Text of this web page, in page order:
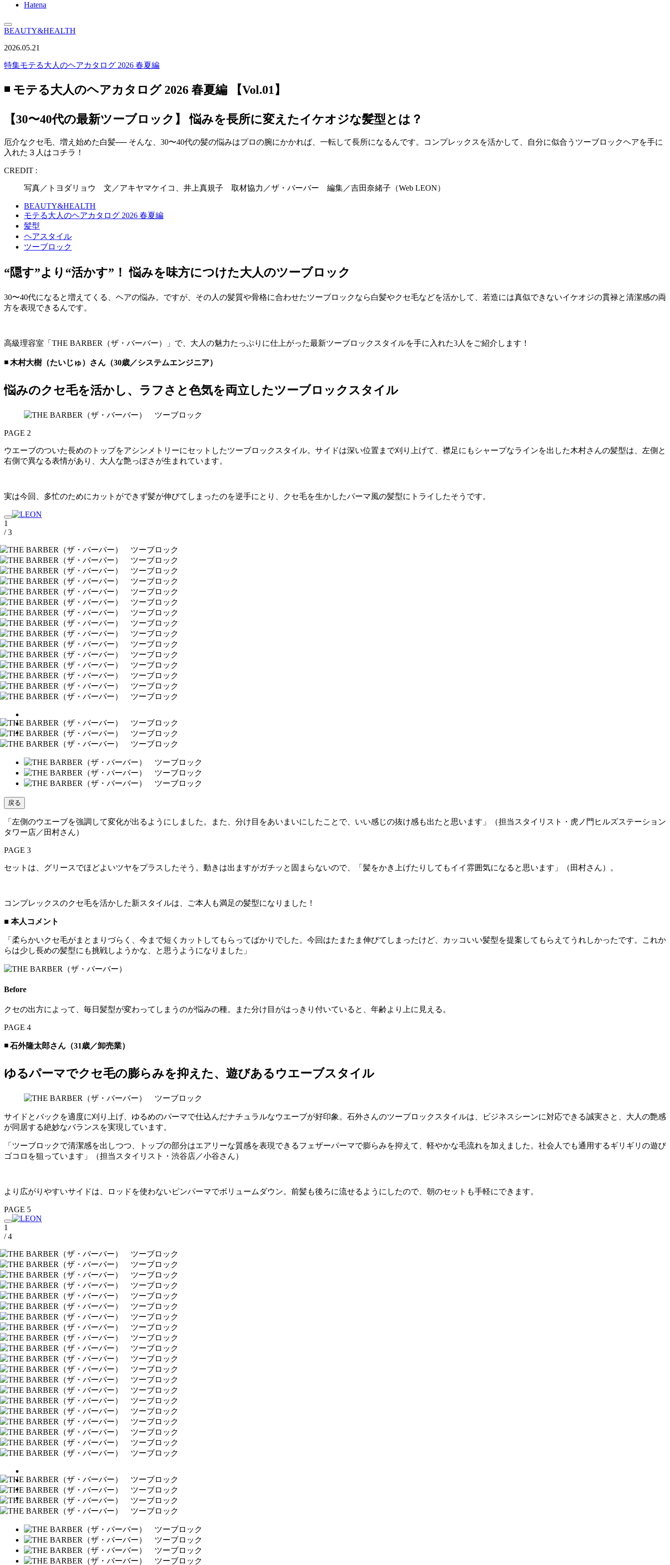
Hatena
BEAUTY&HEALTH
2026.05.21
特集モテる大人のヘアカタログ 2026 春夏編
◾️ モテる大人のヘアカタログ 2026 春夏編 【Vol.01】
【30〜40代の最新ツーブロック】 悩みを長所に変えたイケオジな髪型とは？
厄介なクセ毛、増え始めた白髪── そんな、30〜40代の髪の悩みはプロの腕にかかれば、一転して長所になるんです。コンプレックスを活かして、自分に似合うツーブロックヘアを手に
入れた３人はコチラ！
CREDIT :
写真／トヨダリョウ 文／アキヤマケイコ、井上真規子 取材協力／ザ・バーバー 編集／吉田奈緒子（Web LEON）
BEAUTY&HEALTH
モテる大人のヘアカタログ 2026 春夏編
髪型
ヘアスタイル
ツーブロック
“隠す”より“活かす”！ 悩みを味方につけた大人のツーブロック
30〜40代になると増えてくる、ヘアの悩み。ですが、その人の髪質や骨格に合わせたツーブロックなら白髪やクセ毛などを活かして、若造には真似できないイケオジの貫禄と清潔感の両
方を表現できるんです。
高級理容室「THE BARBER（ザ・バーバー）」で、大人の魅力たっぷりに仕上がった最新ツーブロックスタイルを手に入れた3人をご紹介します！
◾️ 木村大樹（たいじゅ）さん（30歳／システムエンジニア）
悩みのクセ毛を活かし、 ラフさと色気を両立したツーブロックスタイル
PAGE 2
ウエーブのついた長めのトップをアシンメトリーにセットしたツーブロックスタイル。サイドは深い位置まで刈り上げて、襟足にもシャープなラインを出した木村さんの髪型は、左側と
右側で異なる表情があり、大人な艶っぽさが生まれています。
実は今回、多忙のためにカットができず髪が伸びてしまったのを逆手にとり、クセ毛を生かしたパーマ風の髪型にトライしたそうです。
1
/ 3
戻る
「左側のウエーブを強調して変化が出るようにしました。また、分け目をあいまいにしたことで、いい感じの抜け感も出たと思います」（担当スタイリスト・虎ノ門ヒルズステーション
タワー店／田村さん）
PAGE 3
セットは、グリースでほどよいツヤをプラスしたそう。動きは出ますがガチッと固まらないので、「髪をかき上げたりしてもイイ雰囲気になると思います」（田村さん）。
コンプレックスのクセ毛を活かした新スタイルは、ご本人も満足の髪型になりました！
■ 本人コメント
「柔らかいクセ毛がまとまりづらく、今まで短くカットしてもらってばかりでした。今回はたまたま伸びてしまったけど、カッコいい髪型を提案してもらえてうれしかったです。これか
らは少し長めの髪型にも挑戦しようかな、と思うようになりました」
Before
クセの出方によって、毎日髪型が変わってしまうのが悩みの種。また分け目がはっきり付いていると、年齢より上に見える。
PAGE 4
◾️ 石外隆太郎さん（31歳／卸売業）
ゆるパーマでクセ毛の膨らみを抑えた、遊びあるウエーブスタイル
サイドとバックを適度に刈り上げ、ゆるめのパーマで仕込んだナチュラルなウエーブが好印象。石外さんのツーブロックスタイルは、ビジネスシーンに対応できる誠実さと、大人の艶感
が同居する絶妙なバランスを実現しています。
「ツーブロックで清潔感を出しつつ、トップの部分はエアリーな質感を表現できるフェザーパーマで膨らみを抑えて、軽やかな毛流れを加えました。社会人でも通用するギリギリの遊び
ゴコロを狙っています」（担当スタイリスト・渋谷店／小谷さん）
より広がりやすいサイドは、ロッドを使わないピンパーマでボリュームダウン。前髪も後ろに流せるようにしたので、朝のセットも手軽にできます。
PAGE 5
1
/ 4